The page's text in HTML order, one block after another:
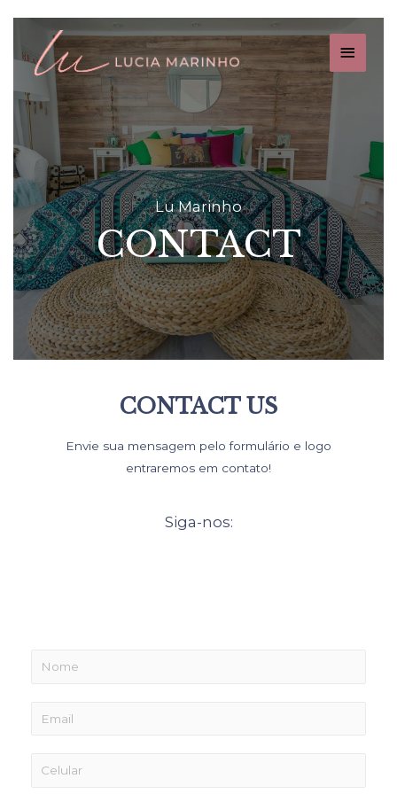
Lu Marinho
CONTACT
CONTACT US
Envie sua mensagem pelo formulário e logo
entraremos em contato!
Siga-nos: